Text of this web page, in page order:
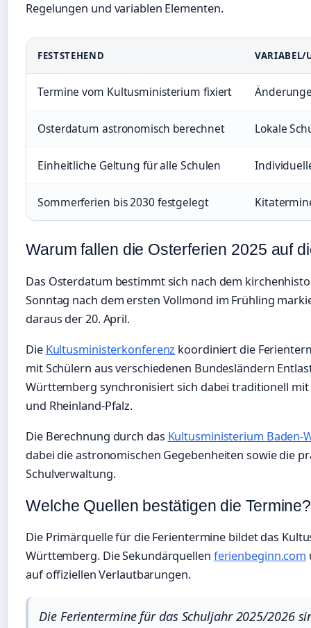
Regelungen und variablen Elementen.
FESTSTEHEND VARIABEL/
Termine vom Kultusministerium fixiert
Osterdatum astronomisch berechnet Lokale
Einheitliche Geltung für alle Schulen
Sommerferien bis 2030 festgelegt
Warum fallen die Osterferien 2025 auf
Das Osterdatum bestimmt sich nach dem
Sonntag nach dem ersten Vollmond im Frühling
daraus der 20. April.
Die Kultusministerkonferenz koordiniert die
mit Schülern aus verschiedenen Bundesländern
Württemberg synchronisiert sich dabei traditionell
und Rheinland-Pfalz.
Die Berechnung durch das Kultusministerium Baden-
dabei die astronomischen Gegebenheiten sowie die
Schulverwaltung.
Welche Quellen bestätigen die Termine?
Die Primärquelle für die Ferientermine bildet das
Württemberg. Die Sekundärquellen ferienbeginn.com
auf offiziellen Verlautbarungen.
Die Ferientermine für das Schuljahr 2025/2026